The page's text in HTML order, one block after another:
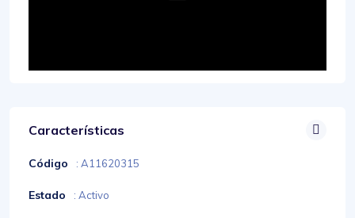
Características
Código : A11620315
Estado : Activo